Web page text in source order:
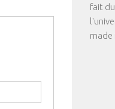
fait
made